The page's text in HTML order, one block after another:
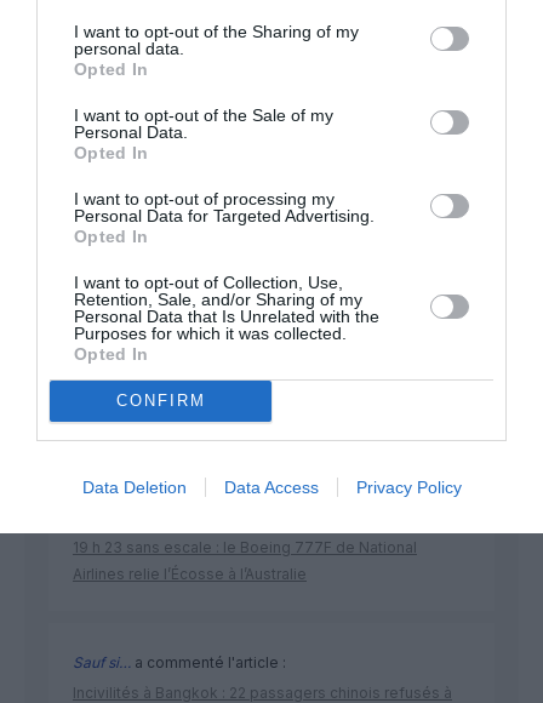
I want to opt-out of the Sharing of my
personal data.
Opted In
I want to opt-out of the Sale of my
Personal Data.
Opted In
I want to opt-out of processing my
Personal Data for Targeted Advertising.
Opted In
I want to opt-out of Collection, Use,
Retention, Sale, and/or Sharing of my
Personal Data that Is Unrelated with the
Purposes for which it was collected.
Opted In
CONFIRM
Data Deletion Data Access Privacy Policy
Soutenez Air Journal participez
NOUS SOUTENIR
DERNIERS COMMENTAIRES
19 h 23 sans escale : le Boeing 777F de National
Airlines relie l’Écosse à l’Australie
Sauf si… a commenté l'article :
Incivilités à Bangkok : 22 passagers chinois refusés à